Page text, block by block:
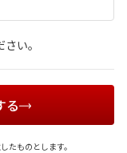
い。
る
たものとします。